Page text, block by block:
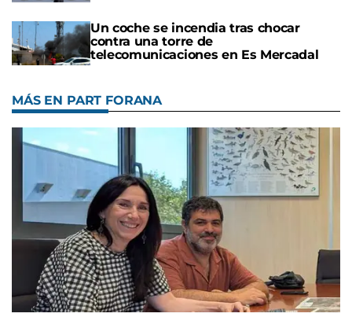
Un coche se incendia tras chocar
contra una torre de
telecomunicaciones en Es Mercadal
MÁS EN PART FORANA